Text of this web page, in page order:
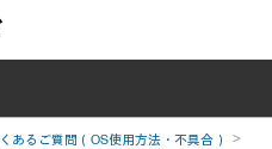
あるご質問（OS使用方法・不具合）